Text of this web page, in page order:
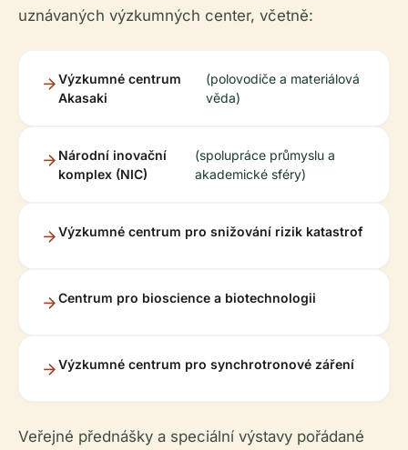
uznávaných výzkumných center, včetně:
Výzkumné centrum
Akasaki
(polovodiče a materiálová
věda)
Národní inovační
komplex (NIC)
(spolupráce průmyslu a
akademické sféry)
Výzkumné centrum pro snižování rizik katastrof
Centrum pro bioscience a biotechnologii
Výzkumné centrum pro synchrotronové záření
Veřejné přednášky a speciální výstavy pořádané